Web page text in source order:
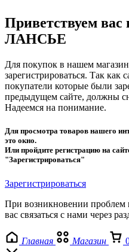
Приветствуем вас
ЛАНСЬЕ
Для покупок в нашем
зарегистрироваться. Так как
покупатели которые были
предыдущем сайте, должны
Надеемся на понимание.
Для просмотра товаров нашего
это окно.
Или пройдите регистрацию на
"Зарегистрироваться"
Зарегистрироваться
При возникновении проблем
вас связаться с нами через
Главная Магазин